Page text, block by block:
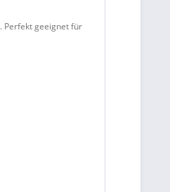
Perfekt geeignet für